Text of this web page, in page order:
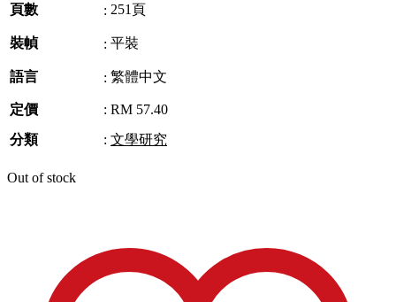
頁數 : 251頁
裝幀 : 平裝
語言 : 繁體中文
定價 : RM 57.40
分類
: 文學研究
Out of stock